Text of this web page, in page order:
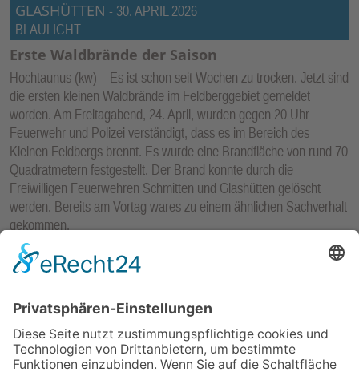
GLASHÜTTEN - 30. APRIL 2026
BLAULICHT
Erste Waldbrände der Saison
Hochtaunus (kw) – Es ist schon seit Wochen zu trocken. Jetzt sind
die ersten kleinen Waldbrände im Feldberggebiet gemeldet
worden. Am Freitagabend, 24. April, wurden gegen 20 Uhr
Feuerwehr und Polizei verständigt, dass es im Bereich des
Kleinen Feldbergs brennt. Es wurde eine Brandfläche von rund 70
Quadratmetern festgestellt. Der Brand konnte durch die
Freiwilligen Feuerwehren Schmitten und Glashütten gelöscht
werden. Bereits am Vortag wares zu einem ähnlichen Sachverhalt
gekommen.
Die Ermittlungen zur Brandursache dauern an. Mögliche Zeugen
werden gebeten, sich bei der Polizei Königstein unter 06174 9266
mehr...
GLASHÜTTEN-23. APRIL 2026
BLAULICHT